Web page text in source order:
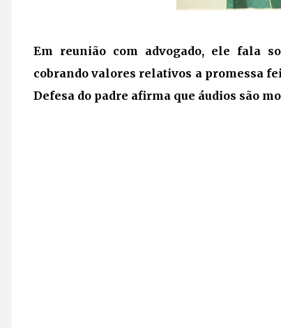
Em reunião com advogado, ele fala
cobrando valores relativos a promessa
Defesa do padre afirma que áudios são